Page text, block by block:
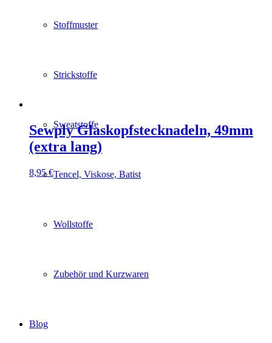
Stoffmuster
Strickstoffe
Sweatstoffe
Tencel, Viskose, Batist
Wollstoffe
Zubehör und Kurzwaren
Blog
Sewply Glaskopfstecknadeln, 49mm
(extra lang)
8,95€